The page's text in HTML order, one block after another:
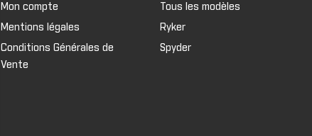
Mon compte
Mentions légales
Conditions Générales de
Vente
Tous les modèles
Ryker
Spyder